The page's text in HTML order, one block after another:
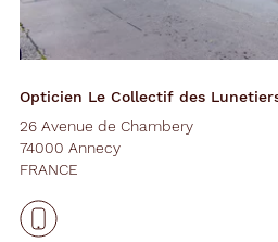
Opticien Le Collectif des
26 Avenue de Chambery
74000 Annecy
FRANCE